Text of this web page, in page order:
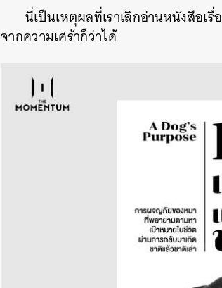
นี่เป็นเหตุผลที่เราเลิกอ่านหนังสือเ
จากความเศร้าก็ว่าได้